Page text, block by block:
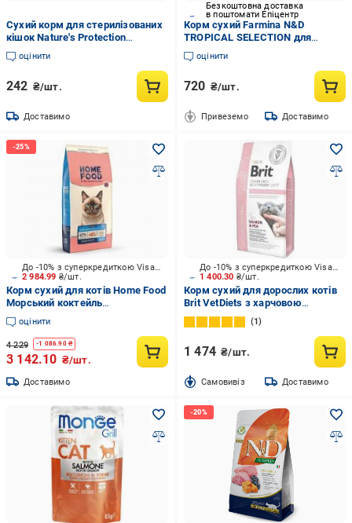
Сухий корм для стерилізованих
кішок Nature's Protection
Sterilised 400 г (NPS45775)
оцінити
242 ₴/шт.
Доставимо
Безкоштовна доставка
в поштомати Епіцентр
Корм сухий Farmina N&D
TROPICAL SELECTION для
стерилізованих дорослих кішок
з ягням і тропічними фруктами
оцінити
720 ₴/шт.
Привеземо Доставимо
2 984.99 ₴/шт.
До -10% з суперкредиткою Visa Вигода
Корм сухий для котів Home Food
Морський коктейль
Hypoallergenic For
sterilised/neutered 10 кг
оцінити
4 229 -1 086.90₴
3 142.10 ₴/шт.
Доставимо
1 400.30 ₴/шт.
До -10% з суперкредиткою Visa Вигода
Корм сухий для дорослих котів
Brit VetDiets з харчовою
алергією та непереносимістю
інгредієнтів лосось, горох 2 кг
1
1 474 ₴/шт.
Cамовивіз Доставимо